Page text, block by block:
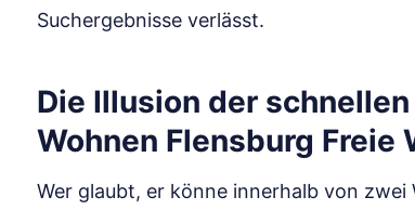
Suchergebnisse verlässt.
Die Illusion der
Wohnen Flensburg Freie
Wer glaubt, er könne innerhalb von